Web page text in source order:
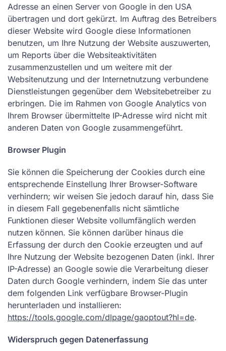
Adresse an einen Server von Google in den USA
übertragen und dort gekürzt. Im Auftrag des Betreibers
dieser Website wird Google diese Informationen
benutzen, um Ihre Nutzung der Website auszuwerten,
um Reports über die Websiteaktivitäten
zusammenzustellen und um weitere mit der
Websitenutzung und der Internetnutzung verbundene
Dienstleistungen gegenüber dem Websitebetreiber zu
erbringen. Die im Rahmen von Google Analytics von
Ihrem Browser übermittelte IP-Adresse wird nicht mit
anderen Daten von Google zusammengeführt.
Browser Plugin
Sie können die Speicherung der Cookies durch eine
entsprechende Einstellung Ihrer Browser-Software
verhindern; wir weisen Sie jedoch darauf hin, dass Sie
in diesem Fall gegebenenfalls nicht sämtliche
Funktionen dieser Website vollumfänglich werden
nutzen können. Sie können darüber hinaus die
Erfassung der durch den Cookie erzeugten und auf
Ihre Nutzung der Website bezogenen Daten (inkl. Ihrer
IP-Adresse) an Google sowie die Verarbeitung dieser
Daten durch Google verhindern, indem Sie das unter
dem folgenden Link verfügbare Browser-Plugin
herunterladen und installieren:
https://tools.google.com/dlpage/gaoptout?hl=de.
Widerspruch gegen Datenerfassung